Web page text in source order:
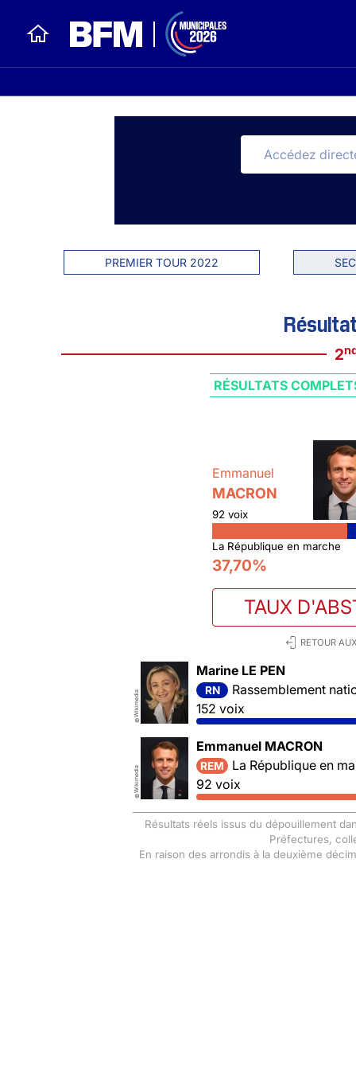
PREMIER TOUR 2022
2
RÉSULTATS
Emmanuel
MACRON
92 voix
La République en marche
37,70%
TAUX
RETOUR
©
Wikimedia
Marine LE PEN
RN
Rassemblement
152 voix
©
Wikimedia
Emmanuel MACRON
REM
La République en
92 voix
Résultats réels issus du dépouillement
Préfectures,
En raison des arrondis à la deuxième